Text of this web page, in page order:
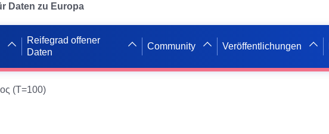
Daten zu Europa
Reifegrad offener
Daten
Community Veröffentlichungen
(T=100)